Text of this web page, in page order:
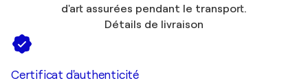
d'art assurées pendant le transport.
Détails de livraison
Certificat d'authenticité